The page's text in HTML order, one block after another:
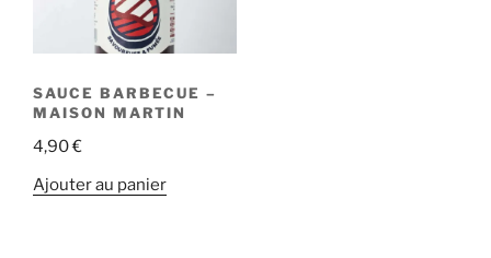
SAUCE BARBECUE –
MAISON MARTIN
4,90€
Ajouter au panier